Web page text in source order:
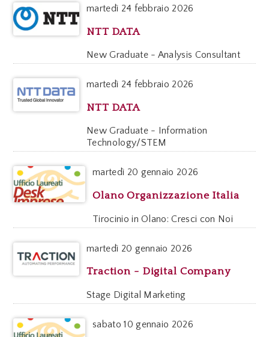
martedì 24 febbraio 2026
NTT DATA
New Graduate - Analysis Consultant
martedì 24 febbraio 2026
NTT DATA
New Graduate - Information
Technology/STEM
martedì 20 gennaio 2026
Olano Organizzazione Italia
Tirocinio in Olano: Cresci con Noi
martedì 20 gennaio 2026
Traction - Digital Company
Stage Digital Marketing
sabato 10 gennaio 2026